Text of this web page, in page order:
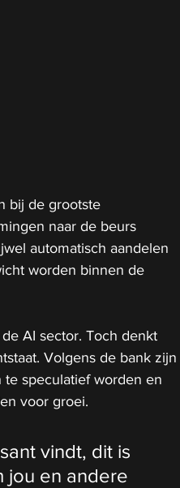
bij de grootste
naar de beurs
automatisch aandelen
worden binnen de
AI sector. Toch denkt
Volgens de bank zijn
te speculatief worden en
voor groei.
vindt, dit is
jou en andere